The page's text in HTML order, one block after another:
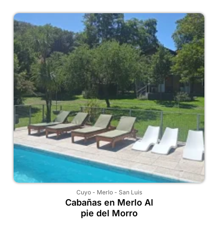
Cuyo- Merlo- San Luis
Cabañas en Merlo Al
pie del Morro